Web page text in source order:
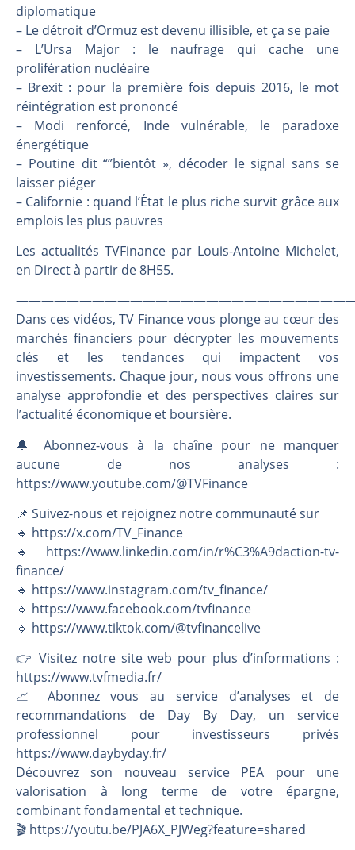
WTI : Explosion mais réserves au plus bas | Denis Desclos – Market Movers
diplomatique
– Le détroit d’Ormuz est devenu illisible, et ça se paie
– L’Ursa Major : le naufrage qui cache une
prolifération nucléaire
– Brexit : pour la première fois depuis 2016, le mot
réintégration est prononcé
– Modi renforcé, Inde vulnérable, le paradoxe
énergétique
– Poutine dit “”bientôt », décoder le signal sans se
laisser piéger
– Californie : quand l’État le plus riche survit grâce aux
emplois les plus pauvres
Les actualités TVFinance par Louis-Antoine Michelet,
en Direct à partir de 8H55.
Dans ces vidéos, TV Finance vous plonge au cœur des
marchés financiers pour décrypter les mouvements
clés et les tendances qui impactent vos
investissements. Chaque jour, nous vous offrons une
analyse approfondie et des perspectives claires sur
l’actualité économique et boursière.
🔔 Abonnez-vous à la chaîne pour ne manquer
aucune de nos analyses :
https://www.youtube.com/@TVFinance
📌 Suivez-nous et rejoignez notre communauté sur
🔹 https://x.com/TV_Finance
🔹 https://www.linkedin.com/in/r%C3%A9daction-tv-
finance/
🔹 https://www.instagram.com/tv_finance/
🔹 https://www.facebook.com/tvfinance
🔹 https://www.tiktok.com/@tvfinancelive
👉️ Visitez notre site web pour plus d’informations :
https://www.tvfmedia.fr/
📈 Abonnez vous au service d’analyses et de
recommandations de Day By Day, un service
professionnel pour investisseurs privés
https://www.daybyday.fr/
Découvrez son nouveau service PEA pour une
valorisation à long terme de votre épargne,
combinant fondamental et technique.
🎬️ https://youtu.be/PJA6X_PJWeg?feature=shared